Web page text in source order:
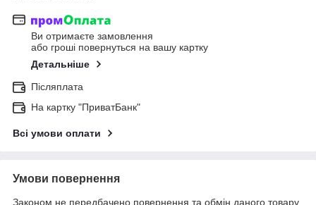
Ви отримаєте замовлення
або гроші повернуться на вашу картку
Детальніше
Післяплата
На картку "ПриватБанк"
Всі умови оплати
Умови повернення
Законом не передбачено повернення та обмін даного товару